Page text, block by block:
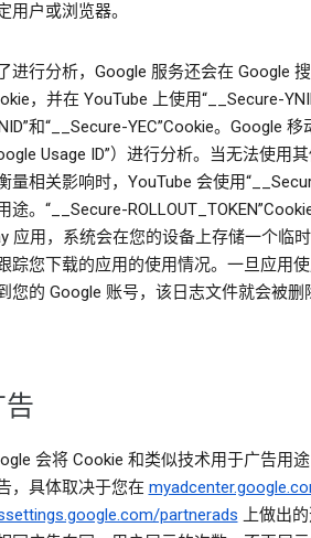
用户或浏览器。
进行分析，Google 服务还会在 Google 搜
，并在 YouTube 上使用“__Secure-
和“__Secure-YEC”Cookie。Google
Usage ID”）进行分析。当无法使用
量相关影响时，YouTube 会使用
途。“__Secure-
应用，系统会在您的设备上存储一个临
踪您下载的应用的使用情况。一旦应用
您的 Google 账号，该日志文件就会被删
告
会将 Cookie 和类似技术用于广告用
，具体取决于您在
partnerads 上做出